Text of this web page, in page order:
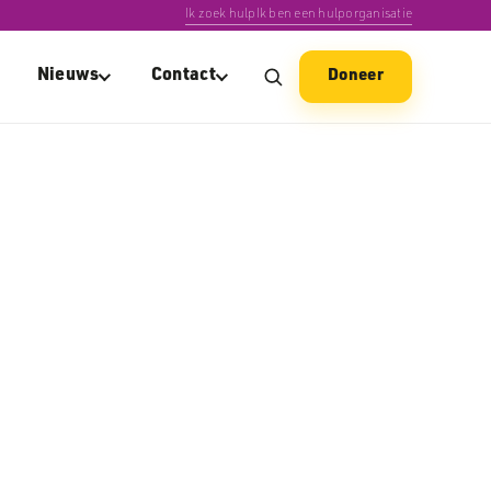
Ik zoek hulp Ik ben een hulporganisatie
Nieuws Contact Doneer